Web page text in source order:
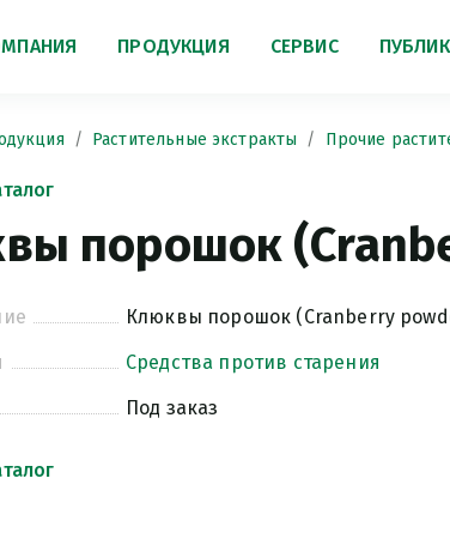
ПРОДУКЦИЯ СЕРВИС
Растительные экстракты Прочие
порошок
Клюквы порошок (Cranberry
Средства против старения
Под заказ